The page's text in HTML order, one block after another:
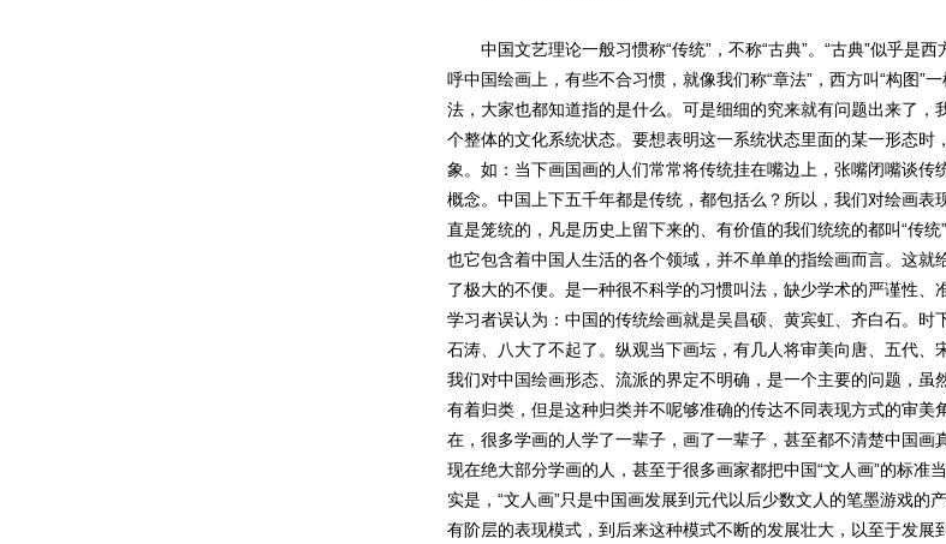
中国文艺理论一般习惯称“传统”，不称“古典”。“古典”似乎是西
呼中国绘画上，有些不合习惯，就像我们称“章法”，西方叫“构图”
法，大家也都知道指的是什么。可是细细的究来就有问题出来了，
个整体的文化系统状态。要想表明这一系统状态里面的某一形态时
象。如：当下画国画的人们常常将传统挂在嘴边上，张嘴闭嘴谈传
概念。中国上下五千年都是传统，都包括么？所以，我们对绘画表
直是笼统的，凡是历史上留下来的、有价值的我们统统的都叫“传统
也它包含着中国人生活的各个领域，并不单单的指绘画而言。这就
了极大的不便。是一种很不科学的习惯叫法，缺少学术的严谨性、
学习者误认为：中国的传统绘画就是吴昌硕、黄宾虹、齐白石。时
石涛、八大了不起了。纵观当下画坛，有几人将审美向唐、五代、
我们对中国绘画形态、流派的界定不明确，是一个主要的问题，虽
有着归类，但是这种归类并不呢够准确的传达不同表现方式的审美
在，很多学画的人学了一辈子，画了一辈子，甚至都不清楚中国画
现在绝大部分学画的人，甚至于很多画家都把中国“文人画”的标准
实是，“文人画”只是中国画发展到元代以后少数文人的笔墨游戏的
有阶层的表现模式，到后来这种模式不断的发展壮大，以至于发展